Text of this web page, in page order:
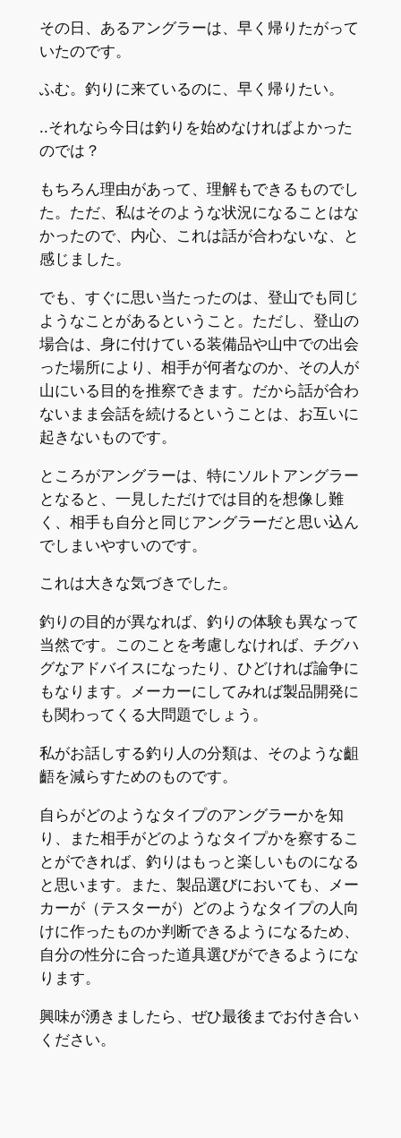
その日、あるアングラーは、早く帰りたがって
いたのです。
ふむ。釣りに来ているのに、早く帰りたい。
..それなら今日は釣りを始めなければよかった
のでは？
もちろん理由があって、理解もできるものでし
た。ただ、私はそのような状況になることはな
かったので、内心、これは話が合わないな、と
感じました。
でも、すぐに思い当たったのは、登山でも同じ
ようなことがあるということ。ただし、登山の
場合は、身に付けている装備品や山中での出会
った場所により、相手が何者なのか、その人が
山にいる目的を推察できます。だから話が合わ
ないまま会話を続けるということは、お互いに
起きないものです。
ところがアングラーは、特にソルトアングラー
となると、一見しただけでは目的を想像し難
く、相手も自分と同じアングラーだと思い込ん
でしまいやすいのです。
これは大きな気づきでした。
釣りの目的が異なれば、釣りの体験も異なって
当然です。このことを考慮しなければ、チグハ
グなアドバイスになったり、ひどければ論争に
もなります。メーカーにしてみれば製品開発に
も関わってくる大問題でしょう。
私がお話しする釣り人の分類は、そのような齟
齬を減らすためのものです。
自らがどのようなタイプのアングラーかを知
り、また相手がどのようなタイプかを察するこ
とができれば、釣りはもっと楽しいものになる
と思います。また、製品選びにおいても、メー
カーが（テスターが）どのようなタイプの人向
けに作ったものか判断できるようになるため、
自分の性分に合った道具選びができるようにな
ります。
興味が湧きましたら、ぜひ最後までお付き合い
ください。